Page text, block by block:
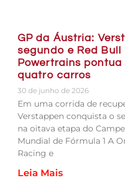
GP da Áustria:
segundo e Red Bull
Powertrains pontua
quatro carros
30 de junho de 2026
Em uma corrida de
Verstappen conquista o
na oitava etapa do
Mundial de Fórmula 1 A
Racing e
Leia Mais